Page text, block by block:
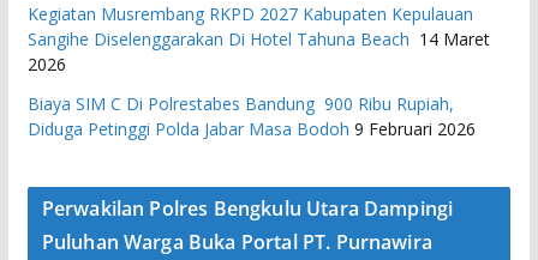
Kegiatan Musrembang RKPD 2027 ​Kabupaten Kepulauan
Sangihe Diselenggarakan Di Hotel Tahuna Beach 14 Maret
2026
Biaya SIM C Di Polrestabes Bandung 900 Ribu Rupiah,
Diduga Petinggi Polda Jabar Masa Bodoh 9 Februari 2026
Perwakilan Polres Bengkulu Utara Dampingi
Puluhan Warga Buka Portal PT. Purnawira